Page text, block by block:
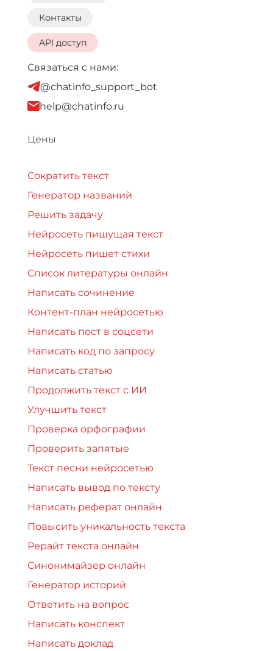
Контакты
API доступ
Связаться с нами:
@chatinfo_support_bot
help@chatinfo.ru
Цены
Сократить текст
Генератор названий
Решить задачу
Нейросеть пишущая текст
Нейросеть пишет стихи
Список литературы онлайн
Написать сочинение
Контент-план нейросетью
Написать пост в соцсети
Написать код по запросу
Написать статью
Продолжить текст с ИИ
Улучшить текст
Проверка орфографии
Проверить запятые
Текст песни нейросетью
Написать вывод по тексту
Написать реферат онлайн
Повысить уникальность текста
Рерайт текста онлайн
Синонимайзер онлайн
Генератор историй
Ответить на вопрос
Написать конспект
Написать доклад